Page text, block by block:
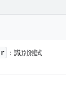
：識別測試